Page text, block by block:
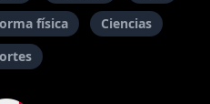
física
Ciencias